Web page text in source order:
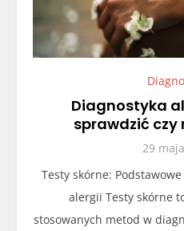
Diagnostyka
sprawdzić
29
Testy skórne:
alergii Testy skórne
stosowanych metod w